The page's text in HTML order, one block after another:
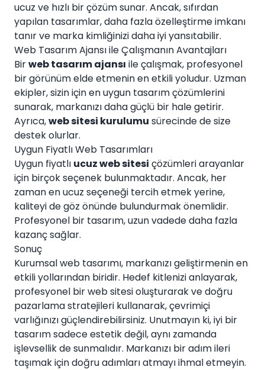
ucuz ve hızlı bir çözüm sunar. Ancak, sıfırdan
yapılan tasarımlar, daha fazla özelleştirme imkanı
tanır ve marka kimliğinizi daha iyi yansıtabilir.
Web Tasarım Ajansı ile Çalışmanın Avantajları
Birweb tasarım ajansı ile çalışmak, profesyonel
bir görünüm elde etmenin en etkili yoludur. Uzman
ekipler, sizin için en uygun tasarım çözümlerini
sunarak, markanızı daha güçlü bir hale getirir.
Ayrıca,web sitesi kurulumu sürecinde de size
destek olurlar.
Uygun Fiyatlı Web Tasarımları
Uygun fiyatlı ucuz web sitesi çözümleri arayanlar
için birçok seçenek bulunmaktadır. Ancak, her
zaman en ucuz seçeneği tercih etmek yerine,
kaliteyi de göz önünde bulundurmak önemlidir.
Profesyonel bir tasarım, uzun vadede daha fazla
kazanç sağlar.
Sonuç
Kurumsal web tasarımı, markanızı geliştirmenin en
etkili yollarından biridir. Hedef kitlenizi anlayarak,
profesyonel bir web sitesi oluşturarak ve doğru
pazarlama stratejileri kullanarak, çevrimiçi
varlığınızı güçlendirebilirsiniz. Unutmayın ki, iyi bir
tasarım sadece estetik değil, aynı zamanda
işlevsellik de sunmalıdır. Markanızı bir adım ileri
taşımak için doğru adımları atmayı ihmal etmeyin.